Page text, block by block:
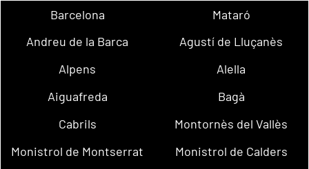
Barcelona
Mataró
Andreu de la Barca
Agustí de Lluçanès
Alpens
Alella
Aiguafreda
Bagà
Cabrils
Montornès del Vallès
Monistrol de Montserrat
Monistrol de Calders